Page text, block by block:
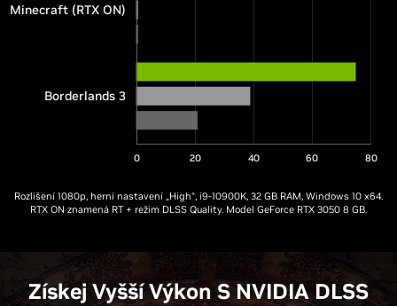
0 20 40 60 80
Minecraft (RTX ON)
Borderlands 3
Rozlišení 1080p, herní nastavení „High“, i9-10900K, 32 GB RAM, Windows 10 x64.
RTX ON znamená RT + režim DLSS Quality. Model GeForce RTX 3050 8 GB.
Získej Vyšší Výkon S NVIDIA DLSS